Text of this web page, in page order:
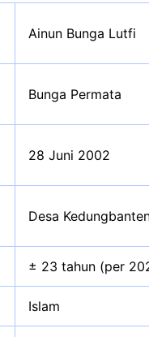
Ainun Bunga Lutfi
Bunga Permata
28 Juni 2002
Desa
± 23 tahun (per
Islam